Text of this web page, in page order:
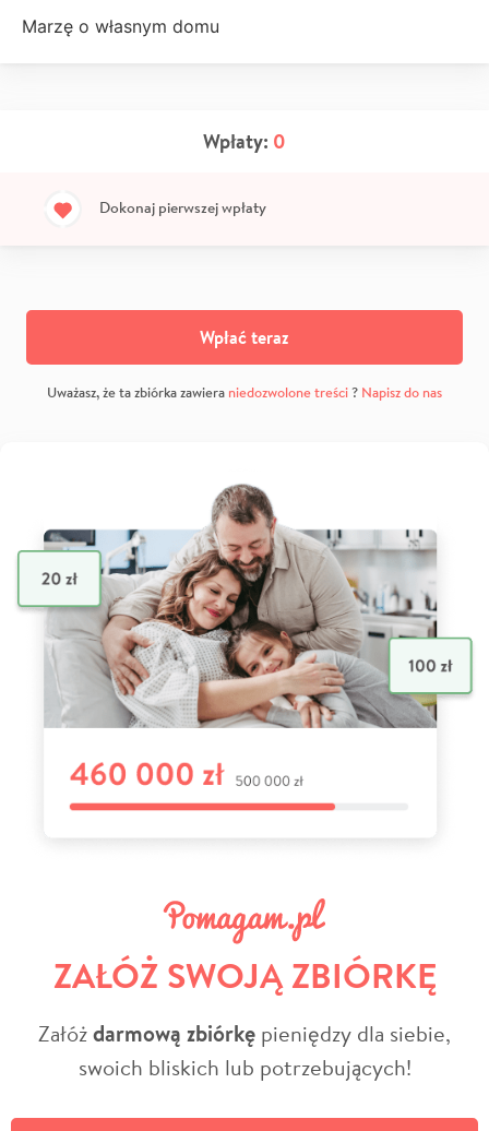
Marzę o własnym domu
Wpłaty: 0
Dokonaj pierwszej wpłaty
Wpłać teraz
Uważasz, że ta zbiórka zawiera niedozwolone treści? Napisz do nas
ZAŁÓŻ SWOJĄ ZBIÓRKĘ
Załóżdarmową zbiórkę pieniędzy dla siebie,
swoich bliskich lub potrzebujących!